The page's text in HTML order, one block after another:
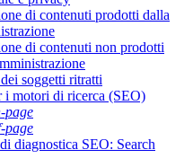
di contenuti prodotti dalla
di contenuti non prodotti
soggetti ritratti
i motori di ricerca (SEO)
page
page
diagnostica SEO: Search